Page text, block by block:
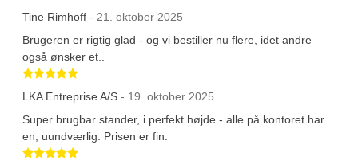
Tine Rimhoff - 21. oktober 2025
Brugeren er rigtig glad - og vi bestiller nu flere, idet andre
også ønsker et..
Betygsatt 5 av 5 stjärnor
LKA Entreprise A/S - 19. oktober 2025
Super brugbar stander, i perfekt højde - alle på kontoret har
en, uundværlig. Prisen er fin.
Betygsatt 5 av 5 stjärnor